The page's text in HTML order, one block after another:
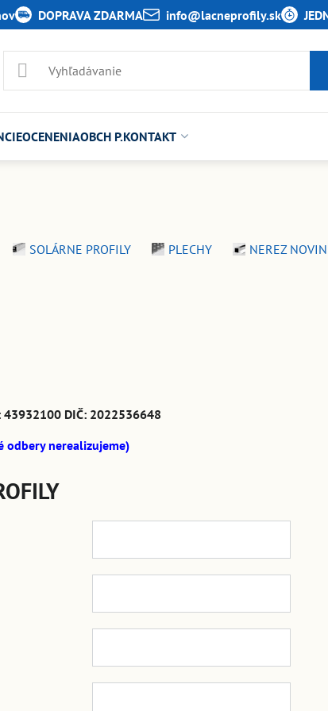
DOPRAVA ZDARMA info​@lacneprofily​.sk
OCENENIAOBCH P.KONTAKT
SOLÁRNE PROFILY PLECHY NEREZ
DIČ: 2022536648
odbery nerealizujeme)